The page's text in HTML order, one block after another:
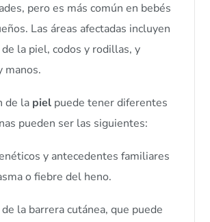
pero es más común en bebés
Las áreas afectadas incluyen
la piel, codos y rodillas, y
manos.
de la piel puede tener diferentes
pueden ser las siguientes:
y antecedentes familiares
o fiebre del heno.
la barrera cutánea, que puede